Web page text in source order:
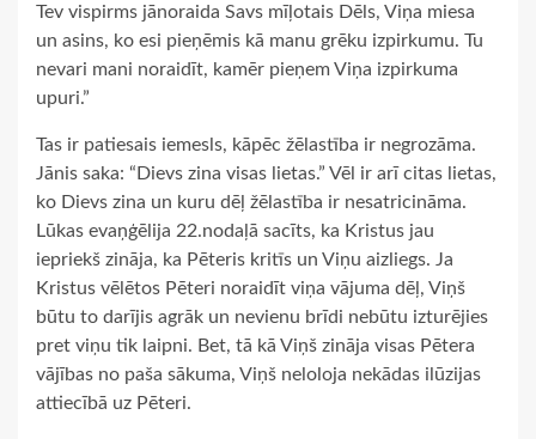
Tev vispirms jānoraida Savs mīļotais Dēls, Viņa miesa
un asins, ko esi pieņēmis kā manu grēku izpirkumu. Tu
nevari mani noraidīt, kamēr pieņem Viņa izpirkuma
upuri.”
Tas ir patiesais iemesls, kāpēc žēlastība ir negrozāma.
Jānis saka: “Dievs zina visas lietas.” Vēl ir arī citas lietas,
ko Dievs zina un kuru dēļ žēlastība ir nesatricināma.
Lūkas evaņģēlija 22.nodaļā sacīts, ka Kristus jau
iepriekš zināja, ka Pēteris kritīs un Viņu aizliegs. Ja
Kristus vēlētos Pēteri noraidīt viņa vājuma dēļ, Viņš
būtu to darījis agrāk un nevienu brīdi nebūtu izturējies
pret viņu tik laipni. Bet, tā kā Viņš zināja visas Pētera
vājības no paša sākuma, Viņš neloloja nekādas ilūzijas
attiecībā uz Pēteri.